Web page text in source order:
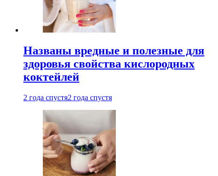
Названы вредные и полезные для
здоровья свойства кислородных
коктейлей
2 года спустя2 года спустя